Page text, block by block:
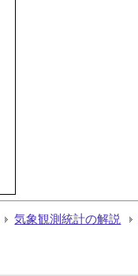
気象観測統計の解説